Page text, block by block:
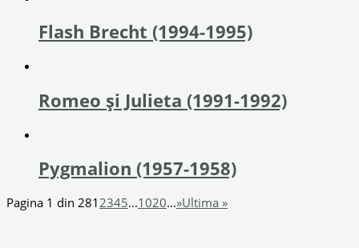
Flash Brecht (1994-1995)
Romeo și Julieta (1991-1992)
Pygmalion (1957-1958)
Pagina 1 din 2812345...1020...»Ultima »